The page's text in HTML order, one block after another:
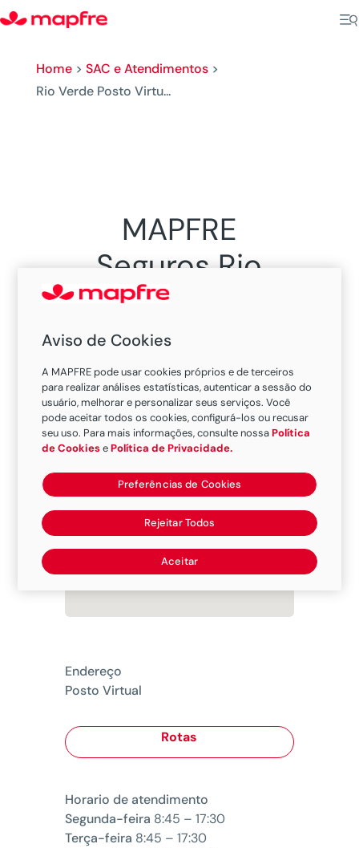
Home> SAC e Atendimentos>
Rio Verde Posto Virtu...
MAPFRE
Seguros Rio
Verde
Sucursal em Rio Verde |
POSTO VIRTUAL
Endereço
Posto Virtual
Rotas
Horario de atendimento
Segunda-feira 8:45 – 17:30
Terça-feira 8:45 – 17:30
Aviso de Cookies
A MAPFRE pode usar cookies próprios e de terceiros
para realizar análises estatísticas, autenticar a sessão do
usuário, melhorar e personalizar seus serviços. Você
pode aceitar todos os cookies, configurá-los ou recusar
seu uso. Para mais informações, consulte nossaPolítica
de CookiesePolítica de Privacidade.
Preferências de Cookies
Rejeitar Todos
Aceitar